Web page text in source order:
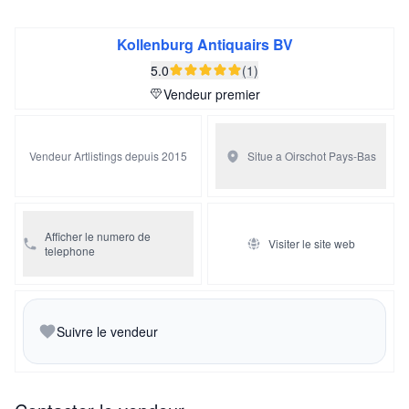
Le vase de marbre avec un col plus étroit est fermé par
un couvercle séparé couronné de boutons en forme de
raisins et de feuilles de vigne.
Kollenburg Antiquairs BV
5.0
(1)
Vendeur premier
Vendeur Artlistings depuis 2015 Situe a Oirschot Pays-Bas
Afficher le numero de
telephone
Visiter le site web
Suivre le vendeur